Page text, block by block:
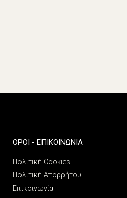
ΌΡΟΙ - ΕΠΙΚΟΙΝΩΝΊΑ
Πολιτική Cookies
Πολιτική Απορρήτου
Επικοινωνία